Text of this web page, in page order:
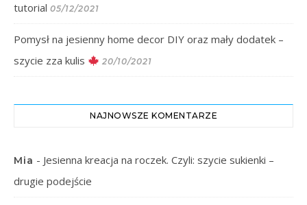
tutorial 05/12/2021
Pomysł na jesienny home decor DIY oraz mały dodatek –
szycie zza kulis
20/10/2021
NAJNOWSZE KOMENTARZE
Mia - Jesienna kreacja na roczek. Czyli: szycie sukienki –
drugie podejście